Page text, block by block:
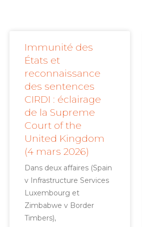
Immunité des
États et
reconnaissance
des sentences
CIRDI : éclairage
de la Supreme
Court of the
United Kingdom
(4 mars 2026)
Dans deux affaires (Spain
v Infrastructure Services
Luxembourg et
Zimbabwe v Border
Timbers),